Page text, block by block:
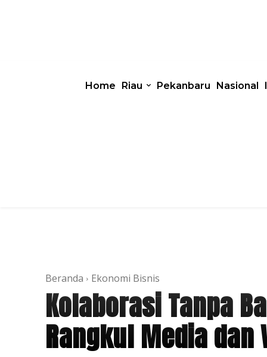
Home Riau Pekanbaru Nasional
Beranda Ekonomi Bisnis
Kolaborasi Tanpa
Rangkul Media dan